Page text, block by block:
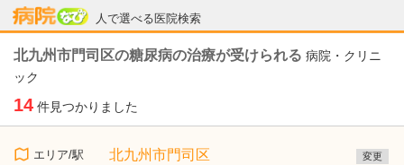
人で選べる医院検索
病院なび
北九州市門司区の糖尿病の治療が受けられる 病院・クリニ
ック
14 件見つかりました
エリア/駅 北九州市門司区 変更